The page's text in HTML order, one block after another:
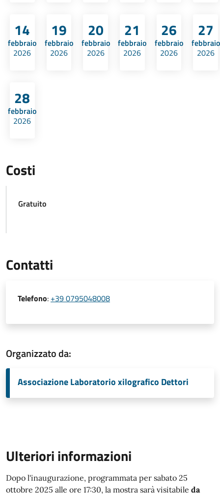
14
febbraio
2026
19
febbraio
2026
20
febbraio
2026
21
febbraio
2026
26
febbraio
2026
27
febbraio
2026
28
febbraio
2026
Costi
Gratuito
Contatti
Telefono: +39 0795048008
Organizzato da:
Associazione Laboratorio xilografico Dettori
Ulteriori informazioni
Dopo l'inaugurazione, programmata per sabato 25
ottobre 2025 alle ore 17:30, la mostra sarà visitabile da